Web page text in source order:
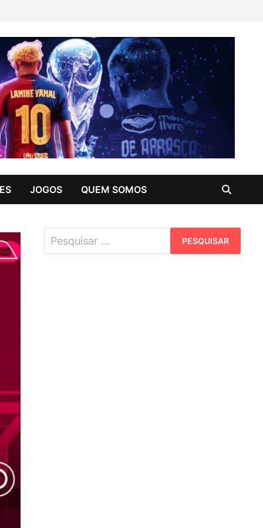
JOGOS QUEM SOMOS
Pesquisar
por: